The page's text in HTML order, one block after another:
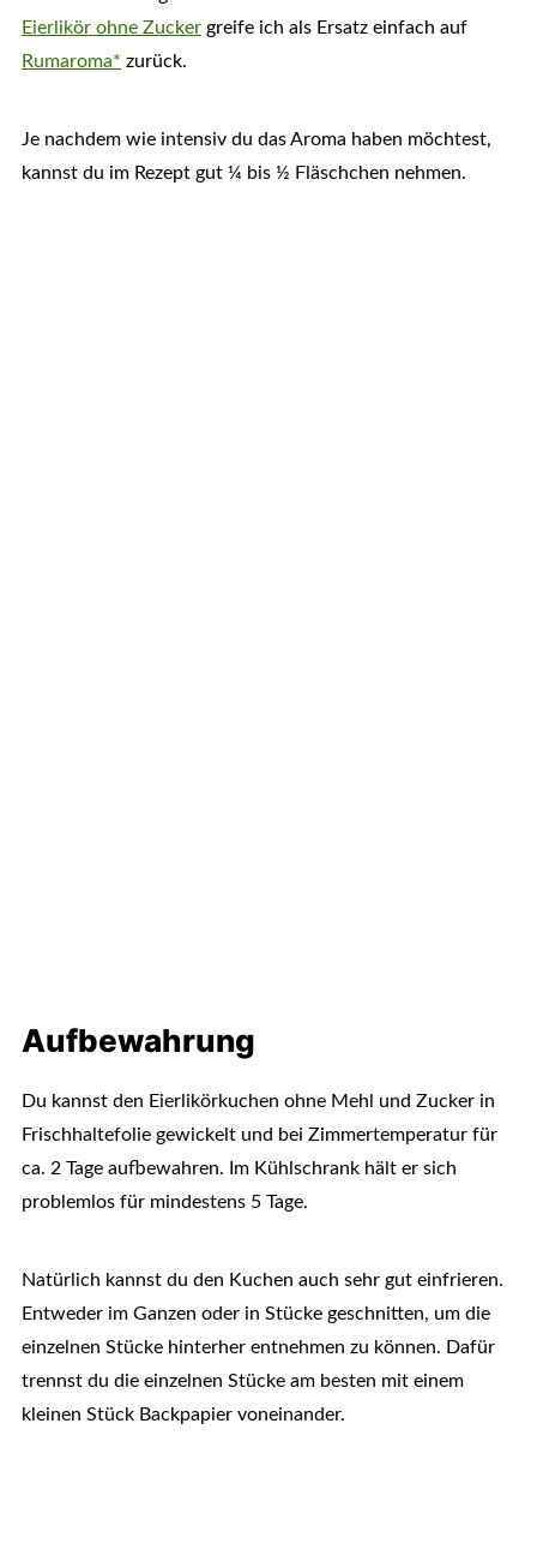
Eierlikör ohne Zuckergreife ich als Ersatz einfach auf
Rumaroma* zurück.
Je nachdem wie intensiv du das Aroma haben möchtest,
kannst du im Rezept gut ¼ bis ½ Fläschchen nehmen.
Aufbewahrung
Du kannst den Eierlikörkuchen ohne Mehl und Zucker in
Frischhaltefolie gewickelt und bei Zimmertemperatur für
ca. 2 Tage aufbewahren. Im Kühlschrank hält er sich
problemlos für mindestens 5 Tage.
Natürlich kannst du den Kuchen auch sehr gut einfrieren.
Entweder im Ganzen oder in Stücke geschnitten, um die
einzelnen Stücke hinterher entnehmen zu können. Dafür
trennst du die einzelnen Stücke am besten mit einem
kleinen Stück Backpapier voneinander.